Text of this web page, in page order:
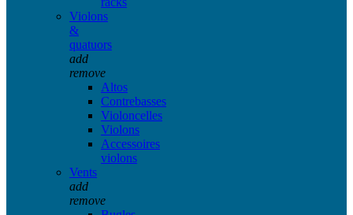
Violons
&
quatuors
add
remove
Altos
Contrebasses
Violoncelles
Violons
Accessoires
violons
Vents
add
remove